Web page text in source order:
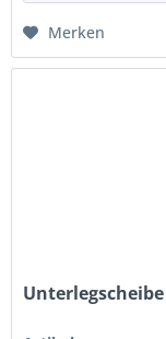
Merken